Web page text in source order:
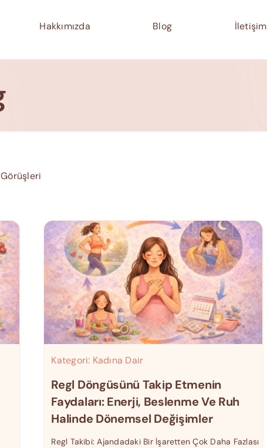
Hakkımızda Blog İletişim
Kategori: Kadına Dair
Regl Döngüsünü Takip Etmenin
Faydaları: Enerji, Beslenme Ve Ruh
Halinde Dönemsel Değişimler
Regl Takibi: Ajandadaki Bir İşaretten Çok Daha Fazlası